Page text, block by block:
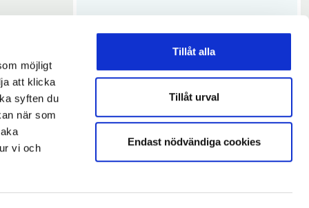
möjligt
att klicka
syften du
när som
vi och
Tillåt alla
Tillåt urval
Endast nödvändiga cookies